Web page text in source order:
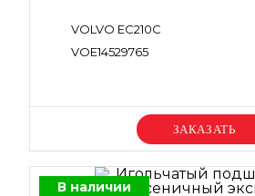
VOLVO EC210C
VOE14529765
Уточняйте цену
В наличии